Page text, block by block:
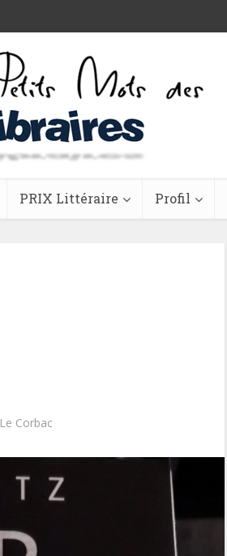
PRIX Littéraire Profil
Le Corbac